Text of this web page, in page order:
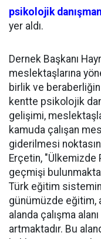
psikolojik danışman
yer aldı.
Dernek Başkanı
meslektaşlarına
birlik ve
kentte psikolojik
gelişimi,
kamuda çalışan
giderilmesi
Erçetin, "Ülkemizde
geçmişi
Türk eğitim
günümüzde eğitim,
alanda çalışma
artmaktadır. Bu